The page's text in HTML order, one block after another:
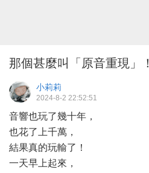
那個甚麼叫「原音重現」！
小莉莉
2024-8-2 22:52:51
音響也玩了幾十年，
也花了上千萬，
結果真的玩輸了！
一天早上起來，